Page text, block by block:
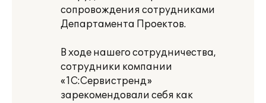
сопровождения сотрудниками
Департамента Проектов.
В ходе нашего сотрудничества,
сотрудники компании
«1С:Сервистренд»
зарекомендовали себя как